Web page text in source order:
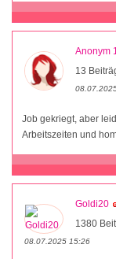
Anonym
13
Job gekriegt, aber
Arbeitszeiten und
Goldi20
1380
08.07.2025 15:26